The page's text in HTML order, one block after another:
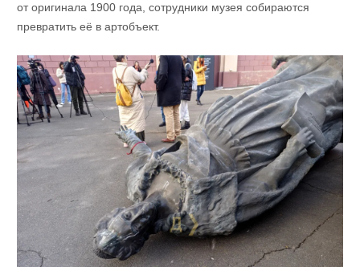
от оригинала 1900 года, сотрудники музея собираются
превратить её в артобъект.